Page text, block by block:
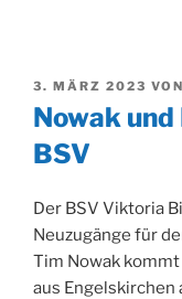
VERÖFFENTLICHT
AM
3. MÄRZ 2023 VON
Nowak
BSV
Der BSV Viktoria
Neuzugänge für
Tim Nowak
aus Engelskirchen